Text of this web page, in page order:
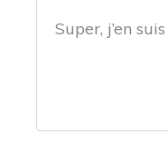
Super, j’en